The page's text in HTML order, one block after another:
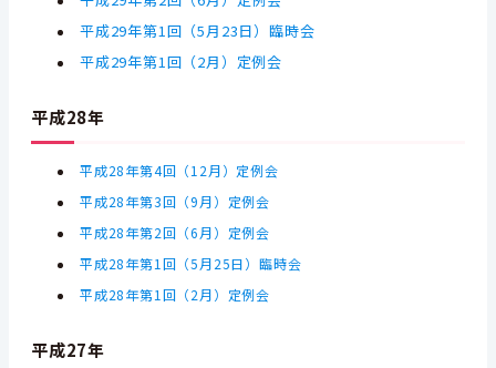
平成29年第1回（5月23日）臨時会
平成29年第1回（2月）定例会
平成28年
平成28年第4回（12月）定例会
平成28年第3回（9月）定例会
平成28年第2回（6月）定例会
平成28年第1回（5月25日）臨時会
平成28年第1回（2月）定例会
平成27年